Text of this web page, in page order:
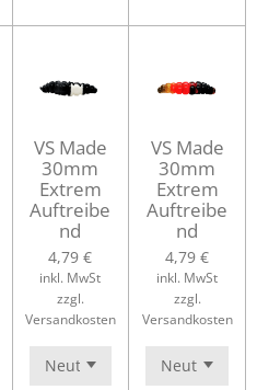
VS Made
30mm
Extrem
Auftreibe
nd
4,79 €
inkl. MwSt
zzgl.
Versandkosten
VS Made
30mm
Extrem
Auftreibe
nd
4,79 €
inkl. MwSt
zzgl.
Versandkosten